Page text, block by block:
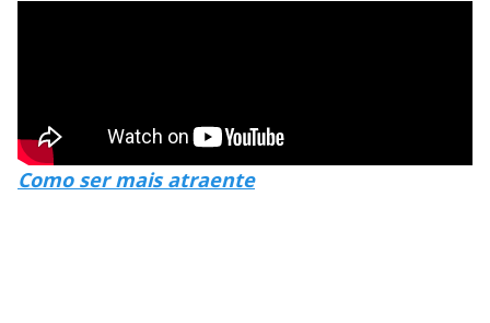
Como ser mais atraente